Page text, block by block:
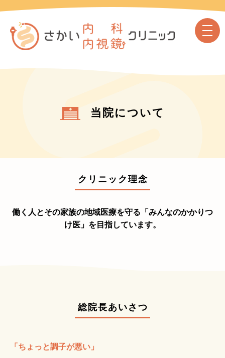
当院について
クリニック理念
働く人とその家族の地域医療を守る「みんなのかかりつ
け医」を目指しています。
総院長あいさつ
「ちょっと調子が悪い」